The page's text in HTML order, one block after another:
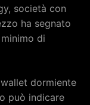
società con
ha segnato
di
dormiente
può indicare